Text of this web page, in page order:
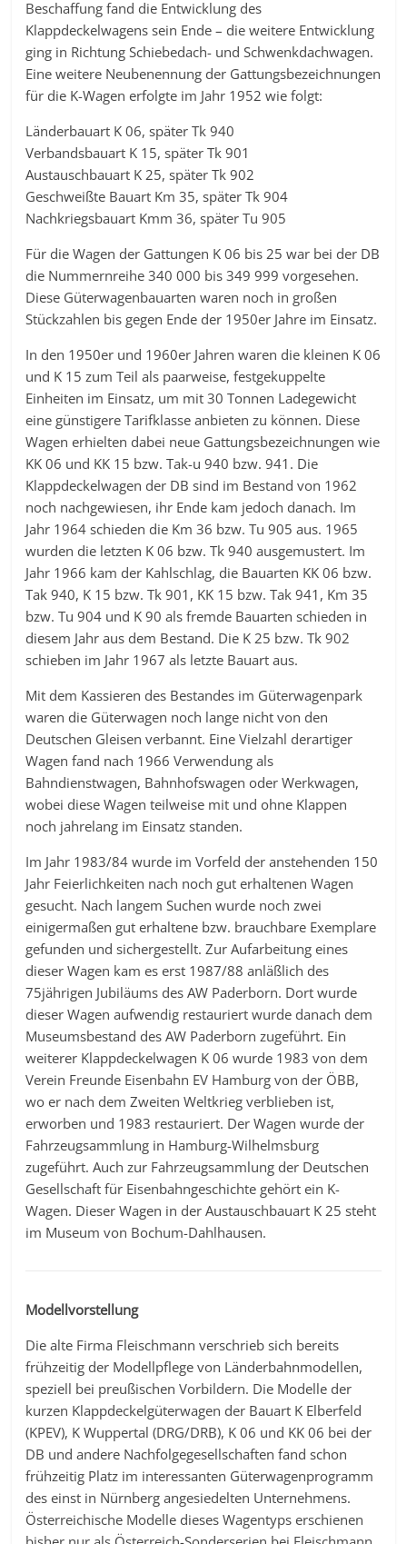
Beschaffung fand die Entwicklung des
Klappdeckelwagens sein Ende – die weitere Entwicklung
ging in Richtung Schiebedach- und Schwenkdachwagen.
Eine weitere Neubenennung der Gattungsbezeichnungen
für die K-Wagen erfolgte im Jahr 1952 wie folgt:
Länderbauart K 06, später Tk 940
Verbandsbauart K 15, später Tk 901
Austauschbauart K 25, später Tk 902
Geschweißte Bauart Km 35, später Tk 904
Nachkriegsbauart Kmm 36, später Tu 905
Für die Wagen der Gattungen K 06 bis 25 war bei der DB
die Nummernreihe 340 000 bis 349 999 vorgesehen.
Diese Güterwagenbauarten waren noch in großen
Stückzahlen bis gegen Ende der 1950er Jahre im Einsatz.
In den 1950er und 1960er Jahren waren die kleinen K 06
und K 15 zum Teil als paarweise, festgekuppelte
Einheiten im Einsatz, um mit 30 Tonnen Ladegewicht
eine günstigere Tarifklasse anbieten zu können. Diese
Wagen erhielten dabei neue Gattungsbezeichnungen wie
KK 06 und KK 15 bzw. Tak-u 940 bzw. 941. Die
Klappdeckelwagen der DB sind im Bestand von 1962
noch nachgewiesen, ihr Ende kam jedoch danach. Im
Jahr 1964 schieden die Km 36 bzw. Tu 905 aus. 1965
wurden die letzten K 06 bzw. Tk 940 ausgemustert. Im
Jahr 1966 kam der Kahlschlag, die Bauarten KK 06 bzw.
Tak 940, K 15 bzw. Tk 901, KK 15 bzw. Tak 941, Km 35
bzw. Tu 904 und K 90 als fremde Bauarten schieden in
diesem Jahr aus dem Bestand. Die K 25 bzw. Tk 902
schieben im Jahr 1967 als letzte Bauart aus.
Mit dem Kassieren des Bestandes im Güterwagenpark
waren die Güterwagen noch lange nicht von den
Deutschen Gleisen verbannt. Eine Vielzahl derartiger
Wagen fand nach 1966 Verwendung als
Bahndienstwagen, Bahnhofswagen oder Werkwagen,
wobei diese Wagen teilweise mit und ohne Klappen
noch jahrelang im Einsatz standen.
Im Jahr 1983/84 wurde im Vorfeld der anstehenden 150
Jahr Feierlichkeiten nach noch gut erhaltenen Wagen
gesucht. Nach langem Suchen wurde noch zwei
einigermaßen gut erhaltene bzw. brauchbare Exemplare
gefunden und sichergestellt. Zur Aufarbeitung eines
dieser Wagen kam es erst 1987/88 anläßlich des
75jährigen Jubiläums des AW Paderborn. Dort wurde
dieser Wagen aufwendig restauriert wurde danach dem
Museumsbestand des AW Paderborn zugeführt. Ein
weiterer Klappdeckelwagen K 06 wurde 1983 von dem
Verein Freunde Eisenbahn EV Hamburg von der ÖBB,
wo er nach dem Zweiten Weltkrieg verblieben ist,
erworben und 1983 restauriert. Der Wagen wurde der
Fahrzeugsammlung in Hamburg-Wilhelmsburg
zugeführt. Auch zur Fahrzeugsammlung der Deutschen
Gesellschaft für Eisenbahngeschichte gehört ein K-
Wagen. Dieser Wagen in der Austauschbauart K 25 steht
im Museum von Bochum-Dahlhausen.
Modellvorstellung
Die alte Firma Fleischmann verschrieb sich bereits
frühzeitig der Modellpflege von Länderbahnmodellen,
speziell bei preußischen Vorbildern. Die Modelle der
kurzen Klappdeckelgüterwagen der Bauart K Elberfeld
(KPEV), K Wuppertal (DRG/DRB), K 06 und KK 06 bei der
DB und andere Nachfolgegesellschaften fand schon
frühzeitig Platz im interessanten Güterwagenprogramm
des einst in Nürnberg angesiedelten Unternehmens.
Österreichische Modelle dieses Wagentyps erschienen